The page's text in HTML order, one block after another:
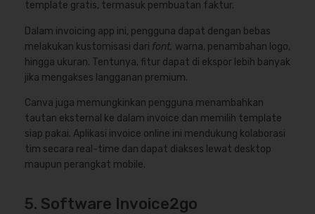
template gratis, termasuk pembuatan faktur.
Dalam invoicing app ini, pengguna dapat dengan bebas
melakukan kustomisasi dari font, warna, penambahan logo,
hingga ukuran. Tentunya, fitur dapat di ekspor lebih banyak
jika mengakses langganan premium.
Canva juga memungkinkan pengguna menambahkan
tautan eksternal ke dalam invoice dan memilih template
siap pakai. Aplikasi invoice online ini mendukung kolaborasi
tim secara real-time dan dapat diakses lewat desktop
maupun perangkat mobile.
5. Software Invoice2go